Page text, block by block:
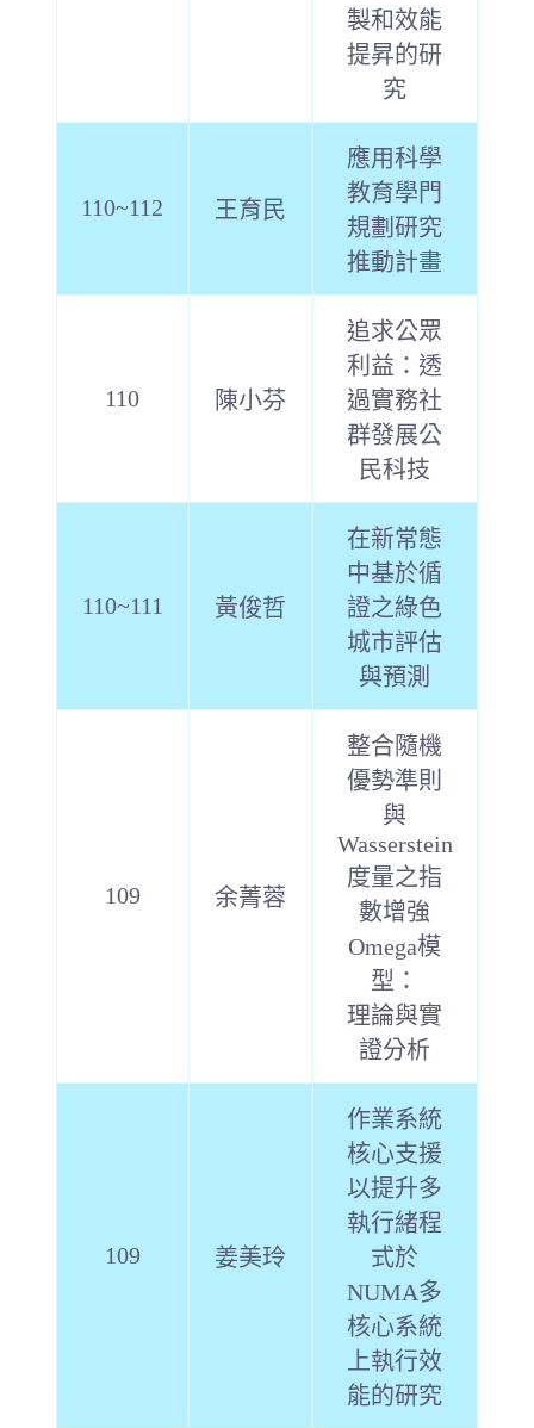
製和效能
提昇的研
究
110~112 王育民
應用科學
教育學門
規劃研究
推動計畫
110 陳小芬
追求公眾
利益：透
過實務社
群發展公
民科技
110~111 黃俊哲
在新常態
中基於循
證之綠色
城市評估
與預測
109 余菁蓉
整合隨機
優勢準則
與
Wasserstein
度量之指
數增強
Omega模
型：
理論與實
證分析
109 姜美玲
作業系統
核心支援
以提升多
執行緒程
式於
NUMA多
核心系統
上執行效
能的研究